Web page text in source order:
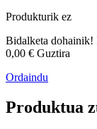
Produkturik ez
Bidalketa dohainik!
0,00 € Guztira
Ordaindu
Produktua